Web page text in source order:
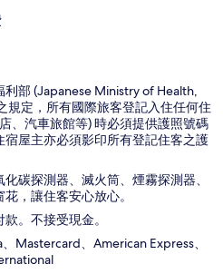
部 (Japanese Ministry of Health,
規定，所有國際旅客登記入住任何住
、汽車旅館等) 時必須提供護照號碼
屋主亦必須影印所有登記住客之護
碳探測器、滅火筒、煙霧探測器、
，讓住客安心放心。
。不接受現金。
Mastercard、American Express、